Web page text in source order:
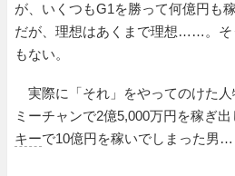
が、いくつもG1を勝って何億円も
だが、理想はあくまで理想……。そ
もない。
実際に「それ」をやってのけた
ミーチャンで2億5,000万円を稼ぎ
キーで10億円を稼いでしまった男